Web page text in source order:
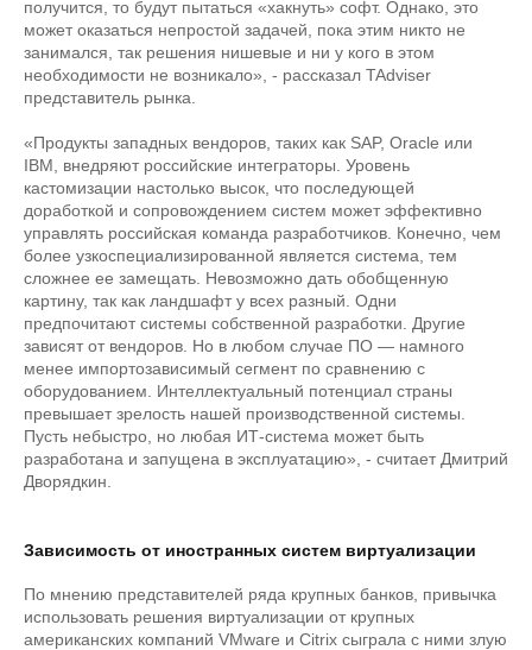
получится, то будут пытаться «хакнуть» софт. Однако, это
может оказаться непростой задачей, пока этим никто не
занимался, так решения нишевые и ни у кого в этом
необходимости не возникало», - рассказал TAdviser
представитель рынка.
«Продукты западных вендоров, таких как SAP, Oracle или
IBM, внедряют российские интеграторы. Уровень
кастомизации настолько высок, что последующей
доработкой и сопровождением систем может эффективно
управлять российская команда разработчиков. Конечно, чем
более узкоспециализированной является система, тем
сложнее ее замещать. Невозможно дать обобщенную
картину, так как ландшафт у всех разный. Одни
предпочитают системы собственной разработки. Другие
зависят от вендоров. Но в любом случае ПО — намного
менее импортозависимый сегмент по сравнению с
оборудованием. Интеллектуальный потенциал страны
превышает зрелость нашей производственной системы.
Пусть небыстро, но любая ИТ-система может быть
разработана и запущена в эксплуатацию», - считает Дмитрий
Дворядкин.
Зависимость от иностранных систем виртуализации
По мнению представителей ряда крупных банков, привычка
использовать решения виртуализации от крупных
американских компаний VMware и Citrix сыграла с ними злую